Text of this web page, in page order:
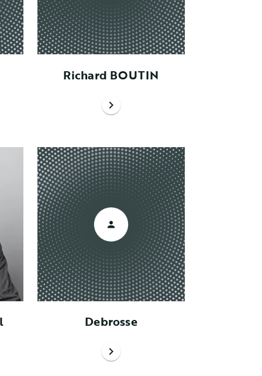
Richard BOUTIN
chevron_right
Debrosse
chevron_right